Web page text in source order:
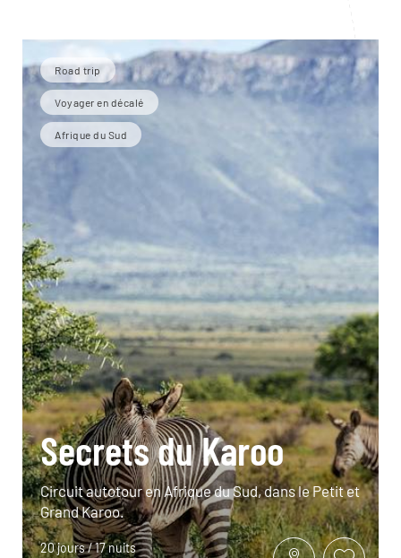
Road trip
Voyager en décalé
Afrique du Sud
Secrets du Karoo
Circuit autotour en Afrique du Sud, dans le Petit et
Grand Karoo.
20 jours / 17 nuits